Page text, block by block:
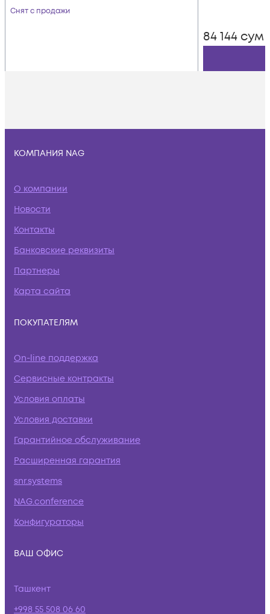
Снят с продажи
84 144 сум
КОМПАНИЯ NAG
О компании
Новости
Контакты
Банковские реквизиты
Партнеры
Карта сайта
ПОКУПАТЕЛЯМ
On-line поддержка
Сервисные контракты
Условия оплаты
Условия доставки
Гарантийное обслуживание
Расширенная гарантия
snr.systems
NAG.conference
Конфигураторы
ВАШ ОФИС
Ташкент
+998 55 508 06 60